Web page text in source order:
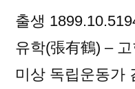
출생
유학(張有鶴) –
미상 독립운동가